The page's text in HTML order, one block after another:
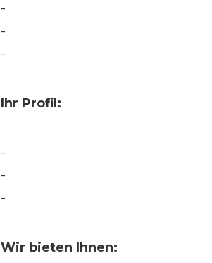
-
-
-
Ihr Profil:
-
-
-
Wir bieten Ihnen: